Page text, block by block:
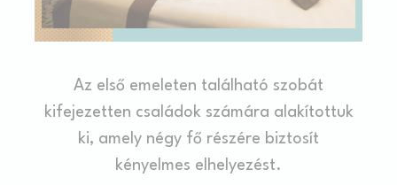
A sütik apró szöveges információk, amelyeket a weboldal
használ a felhasználói élmény javítása érdekében. Fogadja
el az összes sütit, vagy válassza ki az engedélyezni kívánt
Szükséges
A szükséges sütik lehetővé teszik a webhely megfelelő
működését lehetővé téve az alapvető funkciókat, például a
privát területek bejelentkezését vagy a weboldalon történő
Az első emeleten található szobát
kifejezetten családok számára alakítottuk
ki, amely négy fő részére biztosít
kényelmes elhelyezést.